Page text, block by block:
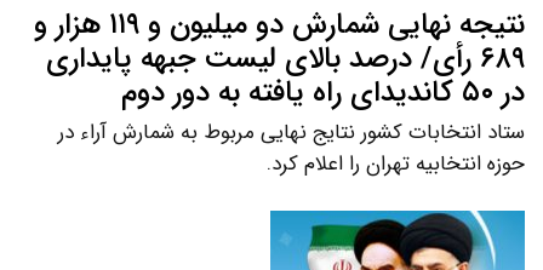
نتیجه نهایی شمارش دو میلیون و ۱۱۹ هزار و
۶۸۹ رأی/ درصد بالای لیست جبهه پایداری
در ۵۰ کاندیدای راه یافته به دور دوم
ستاد انتخابات کشور نتایج نهایی مربوط به شمارش آراء در
حوزه انتخابیه تهران را اعلام کرد.